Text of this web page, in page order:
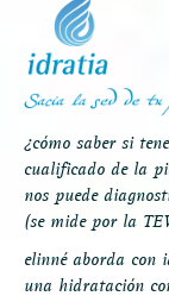
¿cómo saber si
cualificado de la
nos puede
(se mide por la
elinné aborda con
una hidratación